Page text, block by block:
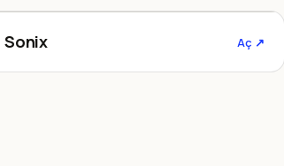
Sonix Aç ↗